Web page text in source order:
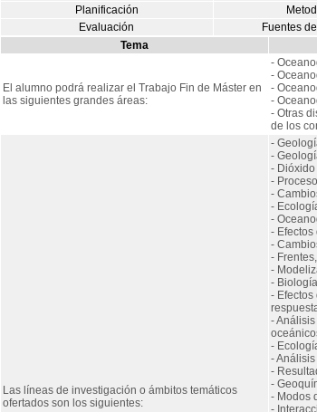
Planificación
Evaluación
Fuentes
Tema
El alumno podrá realizar el Trabajo Fin de Máster en
las siguientes grandes áreas:
-
-
-
-
- Otras
de los
Las líneas de investigación o ámbitos temáticos
ofertados son los siguientes:
-
-
-
-
-
-
-
-
-
-
-
-
-
-
-
-
-
-
- Modos
-